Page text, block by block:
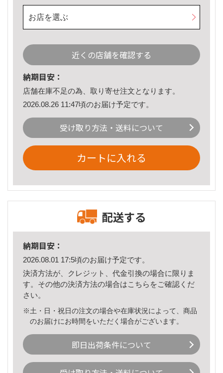
お店を選ぶ
近くの店舗を確認する
納期目安：
店舗在庫不足の為、取り寄せ注文となります。
2026.08.26 11:47頃のお届け予定です。
受け取り方法・送料について
カートに入れる
配送する
納期目安：
2026.08.01 17:5頃のお届け予定です。
決済方法が、クレジット、代金引換の場合に限りま
す。その他の決済方法の場合はこちら をご確認くだ
さい。
※土・日・祝日の注文の場合や在庫状況によって、商品
のお届けにお時間をいただく場合がございます。
即日出荷条件について